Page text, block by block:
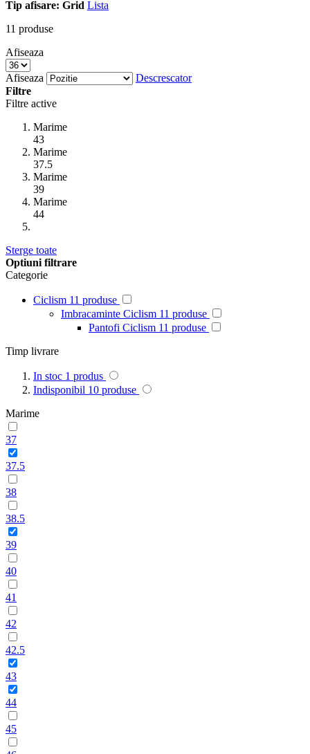
Tip afisare: Grid Lista
11 produse
Afiseaza
Afiseaza
Descrescator
Filtre
Filtre active
Marime
43
Marime
37.5
Marime
39
Marime
44
Sterge toate
Optiuni filtrare
Categorie
Ciclism 11 produse
Imbracaminte Ciclism 11 produse
Pantofi Ciclism 11 produse
Timp livrare
In stoc 1 produs
Indisponibil 10 produse
Marime
37
37.5
38
38.5
39
40
41
42
42.5
43
44
45